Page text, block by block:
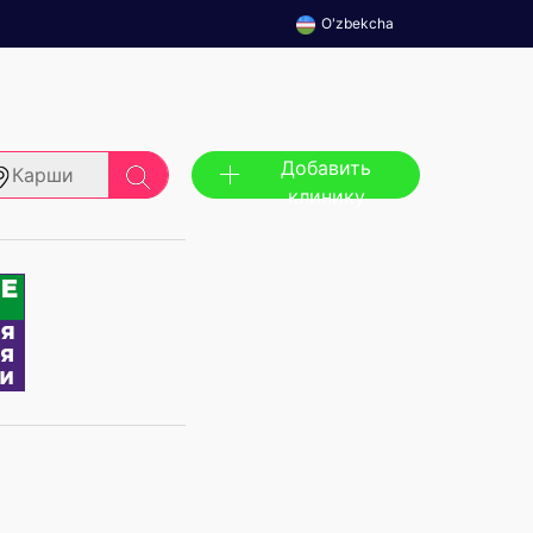
O'zbekcha
Карши
Добавить
клинику